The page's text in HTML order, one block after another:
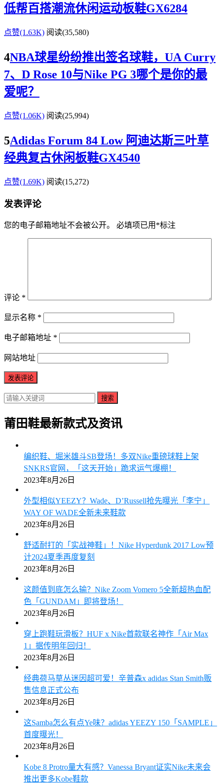
低帮百搭潮流休闲运动板鞋GX6284
点赞(1.63K) 阅读(35,580)
4NBA球星纷纷推出签名球鞋，UA Curry
7、D Rose 10与Nike PG 3哪个是你的最
爱呢？
点赞(1.06K) 阅读(25,994)
5Adidas Forum 84 Low 阿迪达斯三叶草
经典复古休闲板鞋GX4540
点赞(1.69K) 阅读(15,272)
发表评论
您的电子邮箱地址不会被公开。 必填项已用 *标注
评论 *
显示名称 *
电子邮箱地址 *
网站地址
搜索
莆田鞋最新款式及资讯
编织鞋、堀米雄斗SB登场！多双Nike重磅球鞋上架
SNKRS官网，「这天开始」跪求运气爆棚！
2023年8月26日
外型相似YEEZY？Wade、D’Russell抢先曝光「李宁」
WAY OF WADE全新未来鞋款
2023年8月26日
舒适耐打的「实战神鞋」！Nike Hyperdunk 2017 Low预
计2024夏季再度复刻
2023年8月26日
这颜值到底怎么输？Nike Zoom Vomero 5全新超热血配
色「GUNDAM」即将登场！
2023年8月26日
穿上跑鞋玩滑板？HUF x Nike首款联名神作「Air Max
1」据传明年回归！
2023年8月26日
经典荷马草丛迷因超可爱！辛普森x adidas Stan Smith贩
售信息正式公布
2023年8月26日
这Samba怎么有点Ye味？adidas YEEZY 150「SAMPLE」
首度曝光！
2023年8月26日
Kobe 8 Protro量大有感？Vanessa Bryant证实Nike未来会
推出更多Kobe鞋款